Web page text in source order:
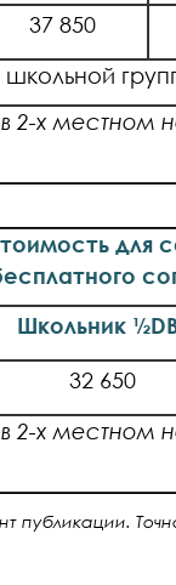
37 850
школьной
х местном
для
Школьник ½
32 650
х местном
публикации.